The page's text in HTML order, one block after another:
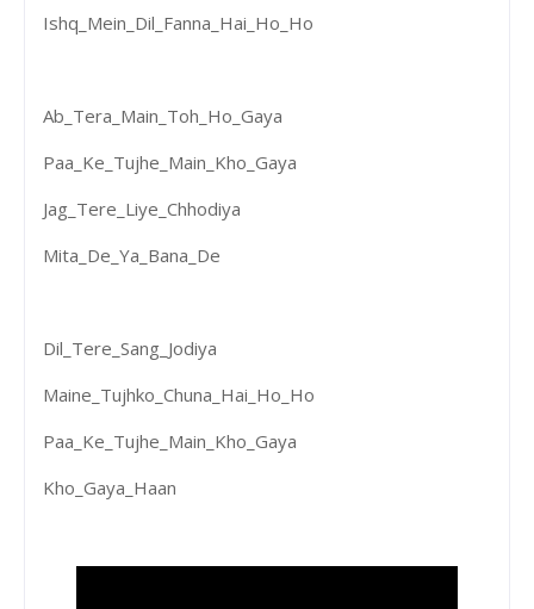
Ishq_Mein_Dil_Fanna_Hai_Ho_Ho
Ab_Tera_Main_Toh_Ho_Gaya
Paa_Ke_Tujhe_Main_Kho_Gaya
Jag_Tere_Liye_Chhodiya
Mita_De_Ya_Bana_De
Dil_Tere_Sang_Jodiya
Maine_Tujhko_Chuna_Hai_Ho_Ho
Paa_Ke_Tujhe_Main_Kho_Gaya
Kho_Gaya_Haan